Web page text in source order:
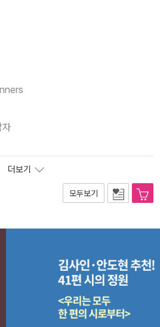
자
더보기
모두보기